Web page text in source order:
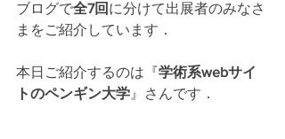
ブログで全7回 に分けて出展者のみなさ
まをご紹介しています．
本日ご紹介するのは『学術系webサイ
トのペンギン大学 』さんです．